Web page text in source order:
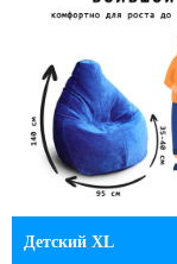
Детский XL